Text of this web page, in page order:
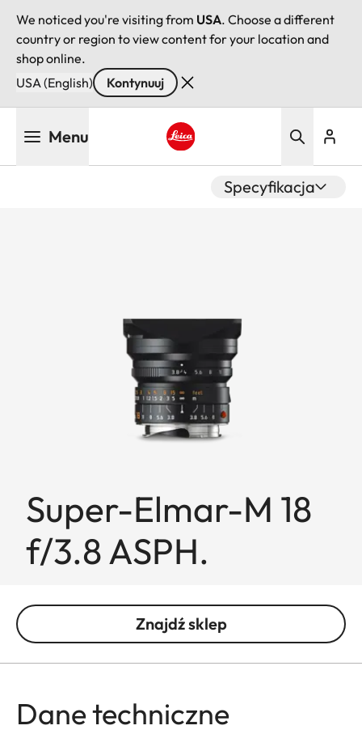
We noticed you're visiting from USA. Choose a different
country or region to view content for your location and
shop online.
USA (English)
Kontynuuj
Menu
Specyfikacja
Super-Elmar-M 18
f/3.8 ASPH.
Znajdź sklep
Dane techniczne